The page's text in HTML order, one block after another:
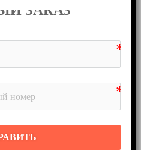
ЗАКАЗ